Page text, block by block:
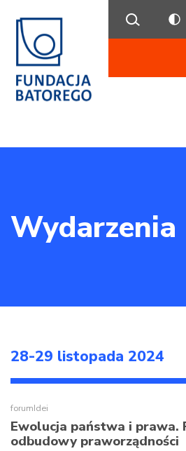
Wydarzenia
28-29 listopada 2024
forumIdei
Ewolucja państwa i prawa.
odbudowy praworządności